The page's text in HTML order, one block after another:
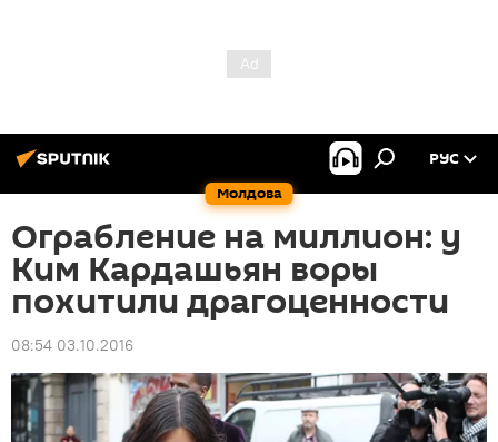
Молдова
РУС
Ограбление на миллион: у
Ким Кардашьян воры
похитили драгоценности
08:54 03.10.2016